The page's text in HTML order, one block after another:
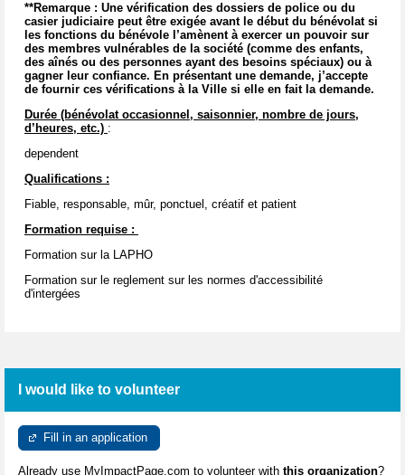
**Remarque : Une vérification des dossiers de police ou du
casier judiciaire peut être exigée avant le début du bénévolat si
les fonctions du bénévole l’amènent à exercer un pouvoir sur
des membres vulnérables de la société (comme des enfants,
des aînés ou des personnes ayant des besoins spéciaux) ou à
gagner leur confiance. En présentant une demande, j’accepte
de fournir ces vérifications à la Ville si elle en fait la demande.
Durée (bénévolat occasionnel, saisonnier, nombre de jours,
d’heures, etc.) :
dependent
Qualifications :
Fiable, responsable, mûr, ponctuel, créatif et patient
Formation requise :
Formation sur la LAPHO
Formation sur le reglement sur les normes d'accessibilité
d'intergées
I would like to volunteer
Fill in an application
Already use MyImpactPage.com to volunteer with this organization?